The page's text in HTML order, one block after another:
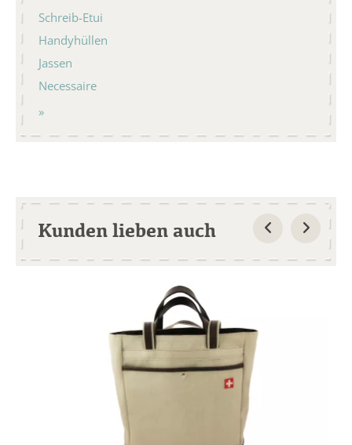
Schreib-Etui
Handyhüllen
Jassen
Necessaire
Kunden lieben auch